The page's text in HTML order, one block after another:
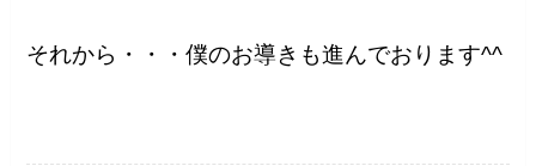
それから・・・僕のお導きも進んでおります^^